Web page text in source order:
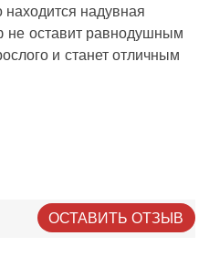
находится надувная
не оставит равнодушным
и станет отличным
ОСТАВИТЬ ОТЗЫВ